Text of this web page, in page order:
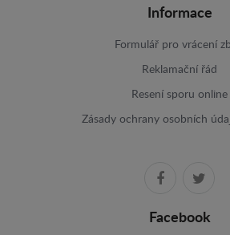
Informace
Formulář pro vrácení
Reklamační řád
Resení sporu online
Zásady ochrany osobních
Facebook